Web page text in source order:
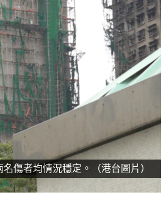
傷者均情況穩定。（港台圖片）